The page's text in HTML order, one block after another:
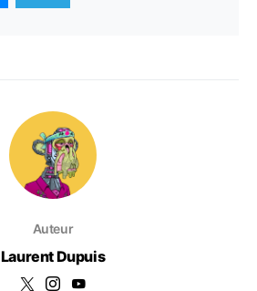
Auteur
Laurent Dupuis